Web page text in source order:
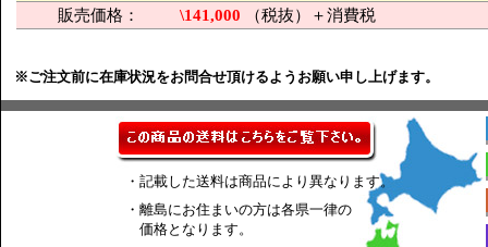
販売価格：
\141,000 （税抜）＋消費税
※ご注文前に在庫状況をお問合せ頂けるようお願い申し上げます。
・記載した送料は商品により異なります。
・離島にお住まいの方は各県一律の
価格となります。